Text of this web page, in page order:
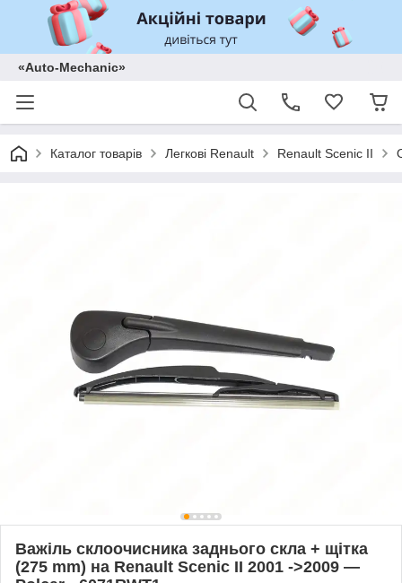
«Auto-Mechanic»
Каталог товарів Легкові Renault Renault Scenic II
Важіль склоочисника заднього скла + щітка
(275 mm) на Renault Scenic II 2001 ->2009 —